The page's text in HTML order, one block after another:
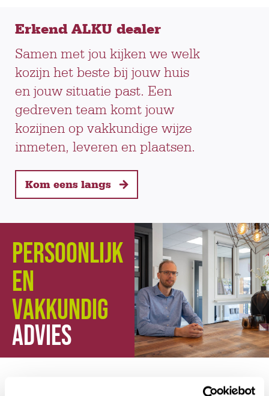
Erkend ALKU dealer
Samen met jou kijken we welk
kozijn het beste bij jouw huis
en jouw situatie past. Een
gedreven team komt jouw
kozijnen op vakkundige wijze
inmeten, leveren en plaatsen.
Kom eens langs
PERSOONLIJK
EN
VAKKUNDIG
ADVIES